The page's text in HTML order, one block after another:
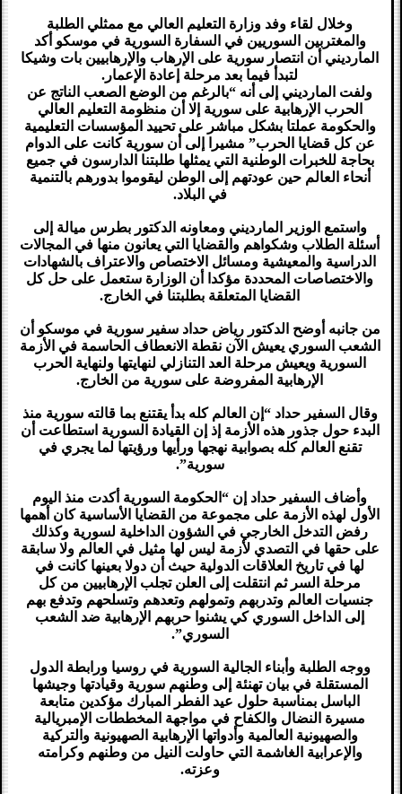
وخلال لقاء وفد وزارة التعليم العالي مع ممثلي الطلبة
والمغتربين السوريين في السفارة السورية في موسكو أكد
المارديني أن انتصار سورية على الإرهاب والإرهابيين بات وشيكا
لتبدأ فيما بعد مرحلة إعادة الإعمار.
ولفت المارديني إلى أنه “بالرغم من الوضع الصعب الناتج عن
الحرب الإرهابية على سورية إلا أن منظومة التعليم العالي
والحكومة عملتا بشكل مباشر على تحييد المؤسسات التعليمية
عن كل قضايا الحرب” مشيرا إلى أن سورية كانت على الدوام
بحاجة للخبرات الوطنية التي يمثلها طلبتنا الدارسون في جميع
أنحاء العالم حين عودتهم إلى الوطن ليقوموا بدورهم بالتنمية
في البلاد.
واستمع الوزير المارديني ومعاونه الدكتور بطرس ميالة إلى
أسئلة الطلاب وشكواهم والقضايا التي يعانون منها في المجالات
الدراسية والمعيشية ومسائل الاختصاص والاعتراف بالشهادات
والاختصاصات المحددة مؤكدا أن الوزارة ستعمل على حل كل
القضايا المتعلقة بطلبتنا في الخارج.
من جانبه أوضح الدكتور رياض حداد سفير سورية في موسكو أن
الشعب السوري يعيش الآن نقطة الانعطاف الحاسمة في الأزمة
السورية ويعيش مرحلة العد التنازلي لنهايتها ولنهاية الحرب
الإرهابية المفروضة على سورية من الخارج.
وقال السفير حداد “إن العالم كله بدأ يقتنع بما قالته سورية منذ
البدء حول جذور هذه الأزمة إذ إن القيادة السورية استطاعت أن
تقنع العالم كله بصوابية نهجها ورأيها ورؤيتها لما يجري في
سورية”.
وأضاف السفير حداد إن “الحكومة السورية أكدت منذ اليوم
الأول لهذه الأزمة على مجموعة من القضايا الأساسية كان أهمها
رفض التدخل الخارجي في الشؤون الداخلية لسورية وكذلك
على حقها في التصدي لأزمة ليس لها مثيل في العالم ولا سابقة
لها في تاريخ العلاقات الدولية حيث أن دولا بعينها كانت في
مرحلة السر ثم انتقلت إلى العلن تجلب الإرهابيين من كل
جنسيات العالم وتدربهم وتمولهم وتعدهم وتسلحهم وتدفع بهم
إلى الداخل السوري كي يشنوا حربهم الإرهابية ضد الشعب
السوري”.
ووجه الطلبة وأبناء الجالية السورية في روسيا ورابطة الدول
المستقلة في بيان تهنئة إلى وطنهم سورية وقيادتها وجيشها
الباسل بمناسبة حلول عيد الفطر المبارك مؤكدين متابعة
مسيرة النضال والكفاح في مواجهة المخططات الإمبريالية
والصهيونية العالمية وأدواتها الإرهابية الصهيونية والتركية
والإعرابية الغاشمة التي حاولت النيل من وطنهم وكرامته
وعزته.